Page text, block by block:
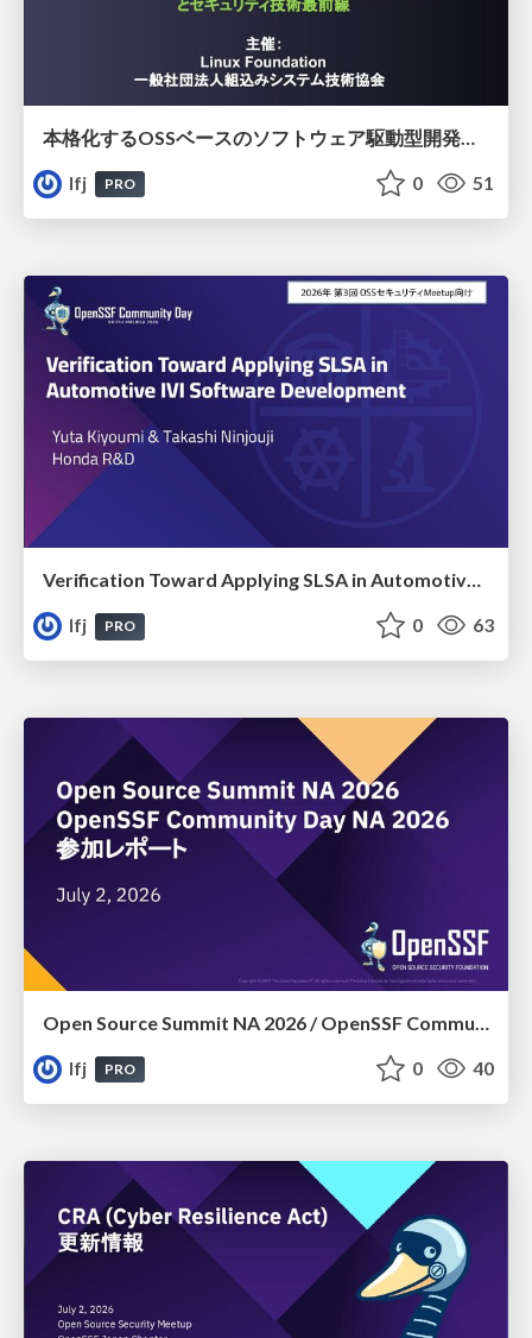
本格化するOSSベースのソフトウェア駆動型開発とセキュリティ技術最前線​
lfj
PRO 0 51
Verification Toward Applying SLSA in Automotive IVI Software Development
lfj
PRO 0 63
Open Source Summit NA 2026​ /​ OpenSSF Community Day NA 2026 参加レポート
lfj
PRO 0 40